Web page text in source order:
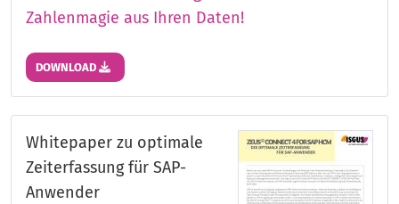
Zahlenmagie aus Ihren Daten!
DOWNLOAD
Whitepaper zu optimale
Zeiterfassung für SAP-
Anwender